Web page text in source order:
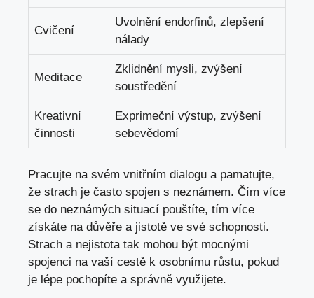
Cvičení
Uvolnění endorfinů, ‌zlepšení
nálady
Meditace
Zklidnění mysli, zvýšení
soustředění
Kreativní
činnosti
Exprimeční výstup,‍ zvýšení
sebevědomí
Pracujte na svém vnitřním dialogu a⁣ pamatujte,
že strach je ⁣často spojen ‍s neznámem.⁢ Čím více
se do neznámých situací pouštíte,​ tím více ​
získáte na důvěře ​a jistotě ve své schopnosti.
Strach⁤ a nejistota tak mohou ‌být mocnými
‍spojenci ⁣na vaší cestě k ‍osobnímu růstu,⁢ pokud
je lépe ‍pochopíte a správně využijete.